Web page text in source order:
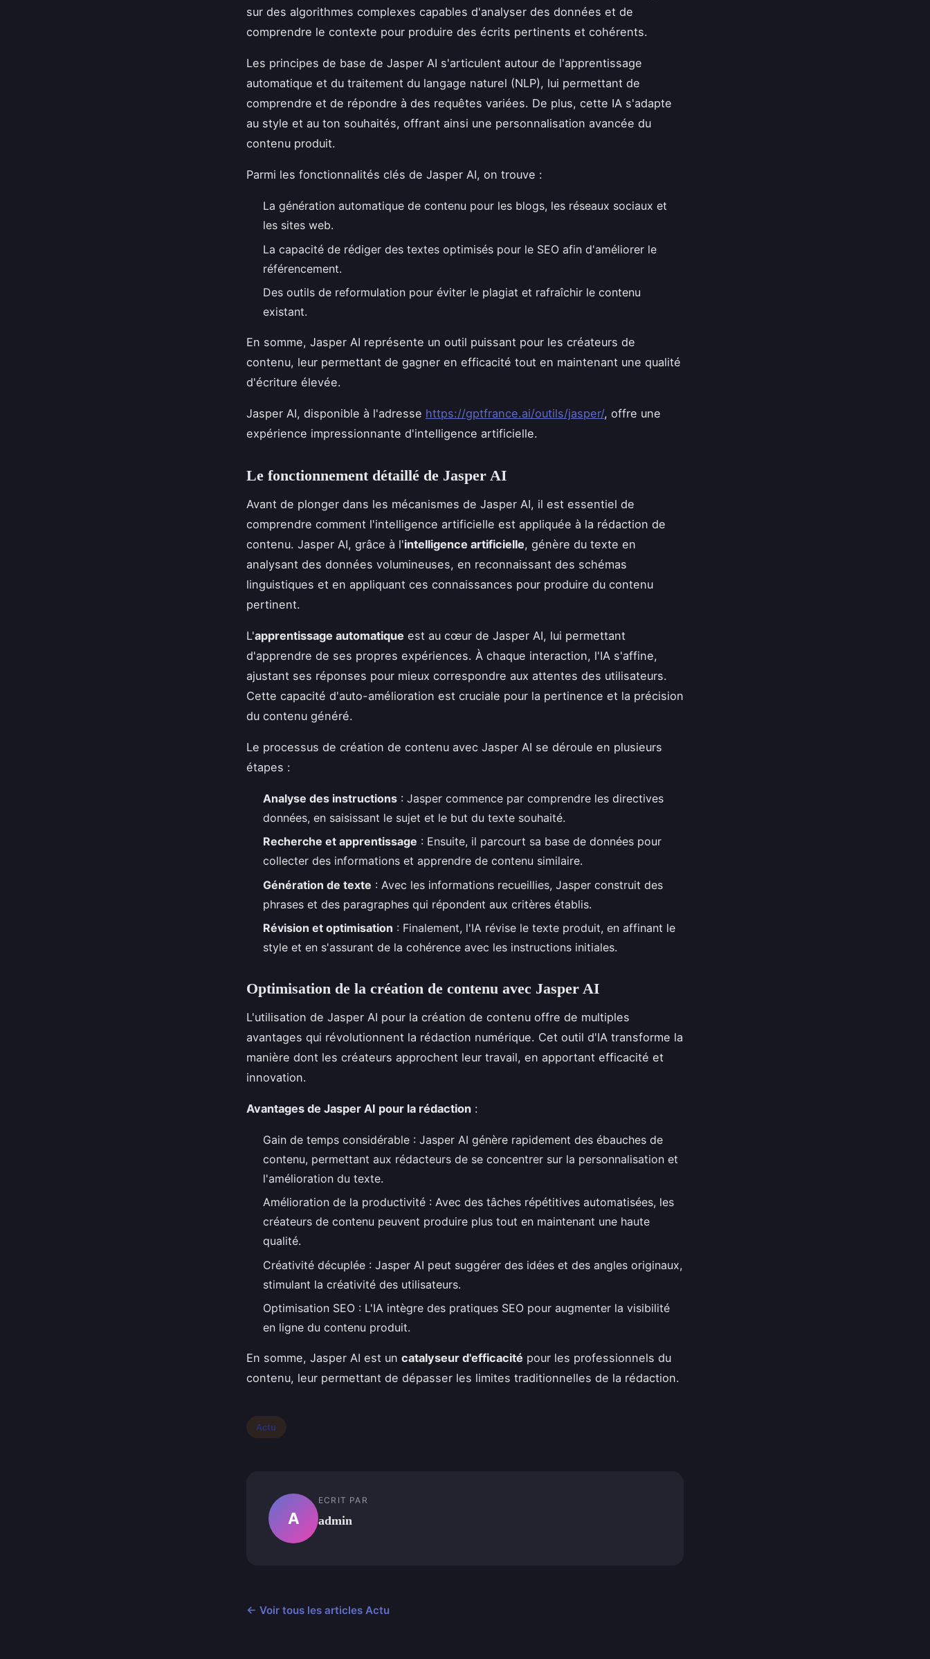
sur des algorithmes complexes capables d'analyser des données et de
comprendre le contexte pour produire des écrits pertinents et cohérents.
Les principes de base de Jasper AI s'articulent autour de l'apprentissage
automatique et du traitement du langage naturel (NLP), lui permettant de
comprendre et de répondre à des requêtes variées. De plus, cette IA s'adapte
au style et au ton souhaités, offrant ainsi une personnalisation avancée du
contenu produit.
Parmi les fonctionnalités clés de Jasper AI, on trouve :
La génération automatique de contenu pour les blogs, les réseaux sociaux et
les sites web.
La capacité de rédiger des textes optimisés pour le SEO afin d'améliorer le
référencement.
Des outils de reformulation pour éviter le plagiat et rafraîchir le contenu
existant.
En somme, Jasper AI représente un outil puissant pour les créateurs de
contenu, leur permettant de gagner en efficacité tout en maintenant une qualité
d'écriture élevée.
Jasper AI, disponible à l'adresse https://gptfrance.ai/outils/jasper/, offre une
expérience impressionnante d'intelligence artificielle.
Le fonctionnement détaillé de Jasper AI
Avant de plonger dans les mécanismes de Jasper AI, il est essentiel de
comprendre comment l'intelligence artificielle est appliquée à la rédaction de
contenu. Jasper AI, grâce à l'intelligence artificielle, génère du texte en
analysant des données volumineuses, en reconnaissant des schémas
linguistiques et en appliquant ces connaissances pour produire du contenu
pertinent.
L'apprentissage automatique est au cœur de Jasper AI, lui permettant
d'apprendre de ses propres expériences. À chaque interaction, l'IA s'affine,
ajustant ses réponses pour mieux correspondre aux attentes des utilisateurs.
Cette capacité d'auto-amélioration est cruciale pour la pertinence et la précision
du contenu généré.
Le processus de création de contenu avec Jasper AI se déroule en plusieurs
étapes :
Analyse des instructions : Jasper commence par comprendre les directives
données, en saisissant le sujet et le but du texte souhaité.
Recherche et apprentissage : Ensuite, il parcourt sa base de données pour
collecter des informations et apprendre de contenu similaire.
Génération de texte : Avec les informations recueillies, Jasper construit des
phrases et des paragraphes qui répondent aux critères établis.
Révision et optimisation : Finalement, l'IA révise le texte produit, en affinant le
style et en s'assurant de la cohérence avec les instructions initiales.
Optimisation de la création de contenu avec Jasper AI
L'utilisation de Jasper AI pour la création de contenu offre de multiples
avantages qui révolutionnent la rédaction numérique. Cet outil d'IA transforme la
manière dont les créateurs approchent leur travail, en apportant efficacité et
innovation.
Avantages de Jasper AI pour la rédaction :
Gain de temps considérable : Jasper AI génère rapidement des ébauches de
contenu, permettant aux rédacteurs de se concentrer sur la personnalisation et
l'amélioration du texte.
Amélioration de la productivité : Avec des tâches répétitives automatisées, les
créateurs de contenu peuvent produire plus tout en maintenant une haute
qualité.
Créativité décuplée : Jasper AI peut suggérer des idées et des angles originaux,
stimulant la créativité des utilisateurs.
Optimisation SEO : L'IA intègre des pratiques SEO pour augmenter la visibilité
en ligne du contenu produit.
En somme, Jasper AI est un catalyseur d'efficacité pour les professionnels du
contenu, leur permettant de dépasser les limites traditionnelles de la rédaction.
Actu
A
ECRIT PAR
admin
← Voir tous les articles Actu